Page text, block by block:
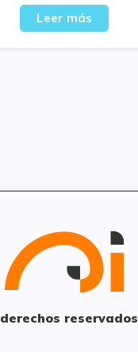
Leer más
derechos reservados